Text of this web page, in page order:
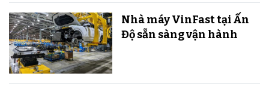
Nhà máy VinFast tại Ấn
Độ sẵn sàng v​​​​​​​ận hành